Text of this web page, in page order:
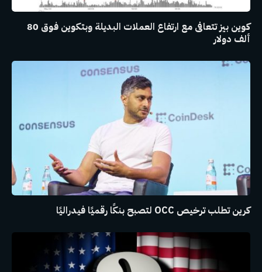
كوين بيز تتعافى مع ارتفاع العملات البديلة وبتكوين فوق 80
ألف دولار
كرين تطلب ترخيص OCC لتصبح بنكًا رقميًا فيدراليًا